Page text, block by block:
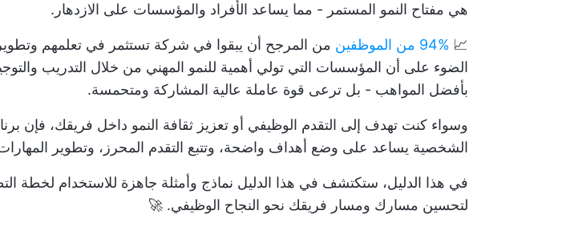
هي مفتاح النمو المستمر - مما يساعد الأفراد والمؤسسات على الازدهار.
📈 94% من الموظفين
من المرجح أن يبقوا في شركة تستثمر في تعلمهم
الضوء على أن المؤسسات التي تولي أهمية للنمو المهني من خلال التدريب
بأفضل المواهب - بل ترعى قوة عاملة عالية المشاركة ومتحمسة.
وسواء كنت تهدف إلى التقدم الوظيفي أو تعزيز ثقافة النمو داخل فريقك، فإن
الشخصية يساعد على وضع أهداف واضحة، وتتبع التقدم المحرز، وتطوير
في هذا الدليل، ستكتشف في هذا الدليل نماذج وأمثلة جاهزة للاستخدام لخطة
لتحسين مسارك ومسار فريقك نحو النجاح الوظيفي. 🚀